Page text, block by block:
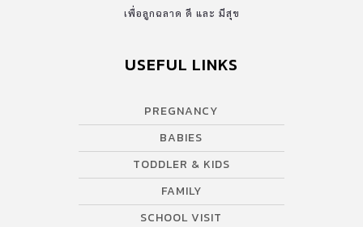
เพื่อลูกฉลาด ดี และ มีสุข
USEFUL LINKS
PREGNANCY
BABIES
TODDLER & KIDS
FAMILY
SCHOOL VISIT